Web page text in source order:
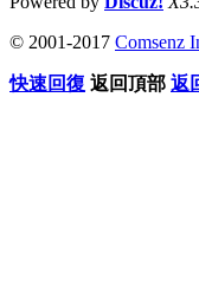
© 2001-2017 Comsenz
快速回復 返回頂部 返